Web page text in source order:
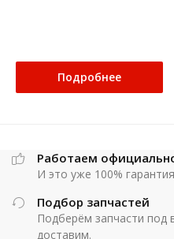
Подробнее
Работаем
И это уже 100%
Подбор запчастей
Подберём запчасти под
доставим.